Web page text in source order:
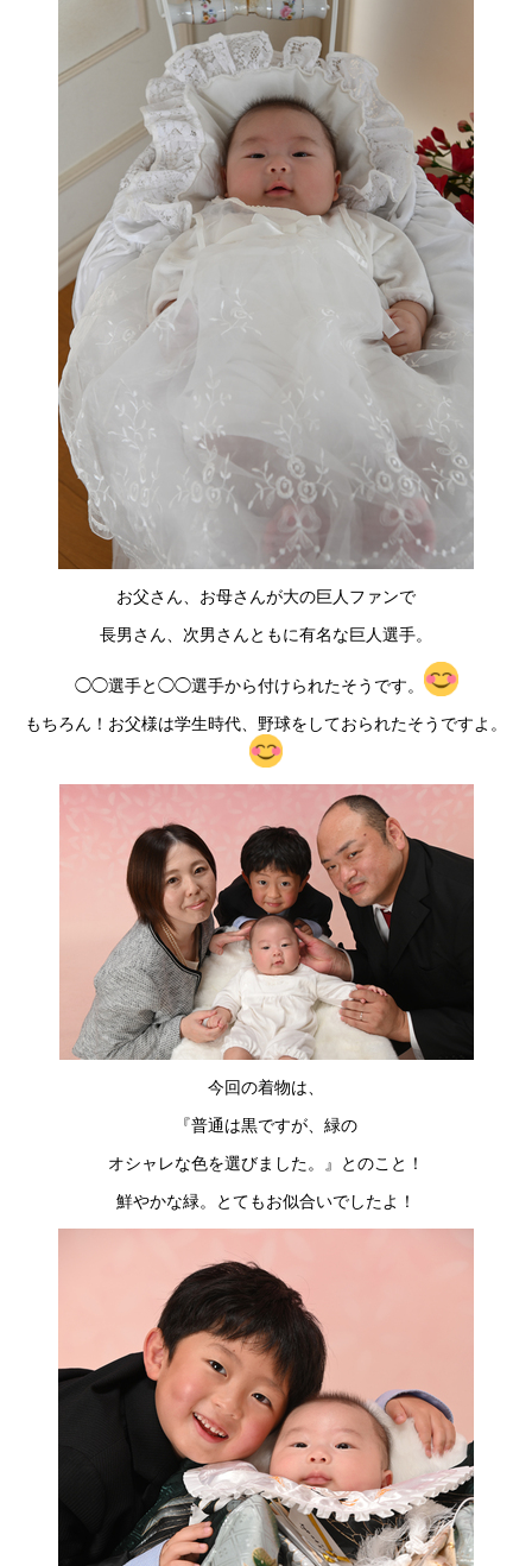
お父さん、お母さんが大の巨人ファンで
長男さん、次男さんともに有名な巨人選手。
◯◯選手と◯◯選手から付けられたそうです。
もちろん！お父様は学生時代、野球をしておられたそうですよ。
今回の着物は、
『普通は黒ですが、緑の
オシャレな色を選びました。』とのこと！
鮮やかな緑。とてもお似合いでしたよ！